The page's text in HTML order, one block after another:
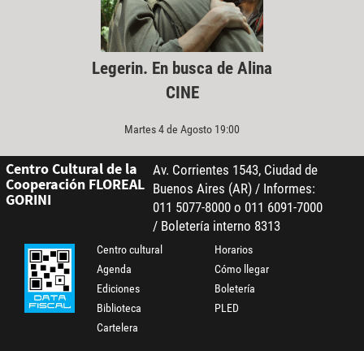
Legerin. En busca de Alina
CINE
Martes 4 de Agosto 19:00
Centro Cultural de la
Cooperación FLOREAL
GORINI
Av. Corrientes 1543, Ciudad de
Buenos Aires (AR) / Informes:
011 5077-8000 o 011 6091-7000
/ Boletería interno 8313
Centro cultural
Agenda
Ediciones
Biblioteca
Cartelera
Horarios
Cómo llegar
Boletería
PLED